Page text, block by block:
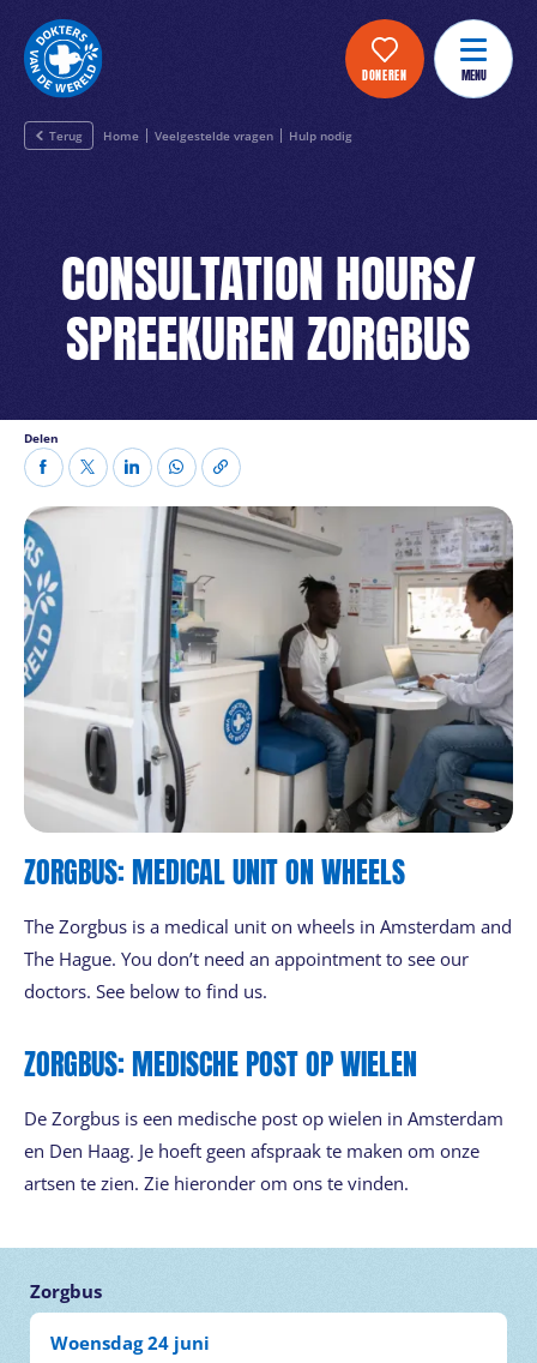
DONEREN MENU
Terug Home Veelgestelde vragen Hulp nodig
CONSULTATION HOURS/
SPREEKUREN ZORGBUS
Delen
ZORGBUS: MEDICAL UNIT ON WHEELS
The Zorgbus is a medical unit on wheels in Amsterdam and
The Hague. You don’t need an appointment to see our
doctors. See below to find us.
ZORGBUS: MEDISCHE POST OP WIELEN
De Zorgbus is een medische post op wielen in Amsterdam
en Den Haag. Je hoeft geen afspraak te maken om onze
artsen te zien. Zie hieronder om ons te vinden.
Zorgbus
Woensdag 24 juni